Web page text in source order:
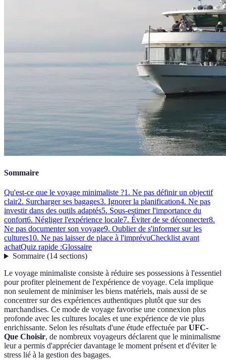
Sommaire
Qu'est-ce que le voyage minimaliste ?1. Ne pas définir un objectif
clair2. Surcharger ses bagages3. Ignorer la planification4. Ne pas
investir dans des outils adaptés5. Sous-estimer l'importance du
confort6. Négliger l'expérience locale7. Éviter de se déconnecter8.
Ne pas documenter son voyage9. Oublier de s'informer sur les
cultures10. Ne pas laisser de place à l'imprévuChecklist avant
achatQuiz rapide :Glossaire
Sommaire(14 sections)
Le voyage minimaliste consiste à réduire ses possessions à l'essentiel
pour profiter pleinement de l'expérience de voyage. Cela implique
non seulement de minimiser les biens matériels, mais aussi de se
concentrer sur des expériences authentiques plutôt que sur des
marchandises. Ce mode de voyage favorise une connexion plus
profonde avec les cultures locales et une expérience de vie plus
enrichissante. Selon les résultats d'une étude effectuée parUFC-
Que Choisir, de nombreux voyageurs déclarent que le minimalisme
leur a permis d'apprécier davantage le moment présent et d'éviter le
stress lié à la gestion des bagages.